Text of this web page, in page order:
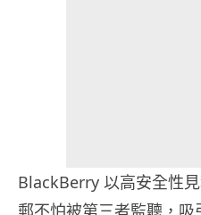
BlackBerry 以高安全性